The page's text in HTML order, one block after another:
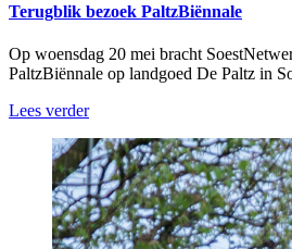
Terugblik bezoek PaltzBiënnale
Op woensdag 20 mei bracht
PaltzBiënnale op landgoed De Paltz in
Lees verder